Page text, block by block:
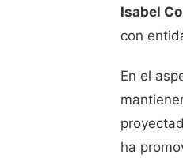
Isabel
con
En el
ha